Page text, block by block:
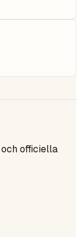
officiella